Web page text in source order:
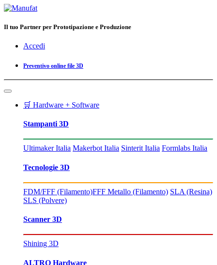
Il tuo Partner per Prototipazione e Produzione
Accedi
Preventivo online file 3D
🛒 Hardware + Software
Stampanti 3D
Ultimaker Italia Makerbot Italia Sinterit Italia Formlabs Italia
Tecnologie 3D
FDM/FFF (Filamento)FFF Metallo (Filamento) SLA (Resina)
SLS (Polvere)
Scanner 3D
Shining 3D
ALTRO Hardware